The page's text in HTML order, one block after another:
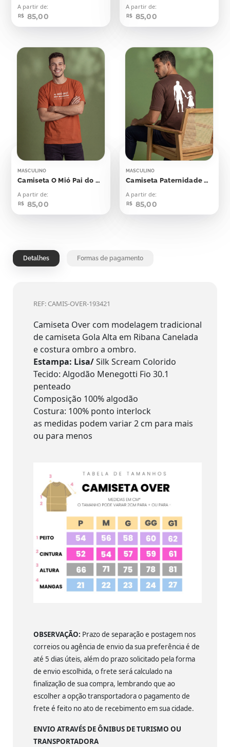
A partir de:
R$ 85,00
A partir de:
R$ 85,00
MASCULINO
Camiseta O Mió Pai do Mundo
A partir de:
R$ 85,00
MASCULINO
Camiseta Paternidade Pai Ministério
A partir de:
R$ 85,00
Detalhes Formas de pagamento
REF: CAMIS-OVER-193421
Camiseta Over com modelagem tradicional
de camiseta Gola Alta em Ribana Canelada
e costura ombro a ombro.
Estampa: Lisa/Silk Scream Colorido
Tecido: Algodão Menegotti Fio 30.1
penteado
Composição 100% algodão
Costura: 100% ponto interlock
as medidas podem variar 2 cm para mais
ou para menos
OBSERVAÇÃO: Prazo de separação e postagem nos
correios ou agência de envio da sua preferência é de
até 5 dias úteis, além do prazo solicitado pela forma
de envio escolhida, o frete será calculado na
finalização de sua compra, lembrando que ao
escolher a opção transportadora o pagamento de
frete é feito no ato de recebimento em sua cidade.
ENVIO ATRAVÉS DE ÔNIBUS DE TURISMO OU
TRANSPORTADORA